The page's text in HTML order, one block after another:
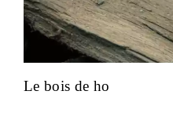
Le bois de ho